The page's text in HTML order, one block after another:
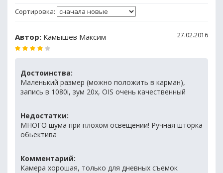
Сортировка:
Автор: Камышев Максим 27.02.2016
Достоинства:
Маленький размер (можно положить в карман),
запись в 1080i, зум 20х, OIS очень качественный
Недостатки:
МНОГО шума при плохом освещении! Ручная шторка
обьектива
Комментарий:
Камера хорошая, только для дневных съемок